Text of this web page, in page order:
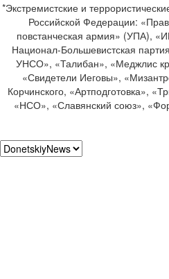
*Экстремистские и
Российской Федерации:
повстанческая армия» (УПА),
Национал-Большевистская
УНСО», «Талибан», «Меджлис
«Свидетели Иеговы»,
Корчинского, «Артподготовка»,
«НСО», «Славянский союз»,